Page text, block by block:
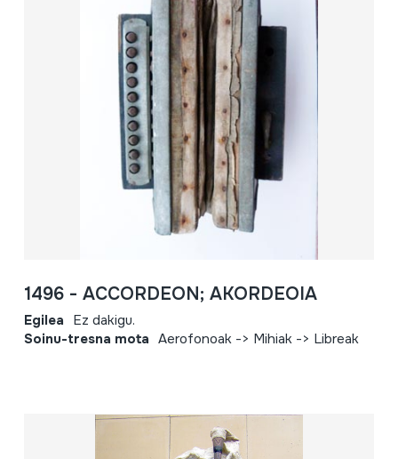
1496 - ACCORDEON; AKORDEOIA
Egilea Ez dakigu.
Soinu-tresna mota Aerofonoak -> Mihiak -> Libreak